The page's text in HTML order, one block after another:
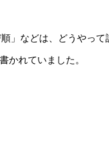
」などは、どうやっ
かれていました。